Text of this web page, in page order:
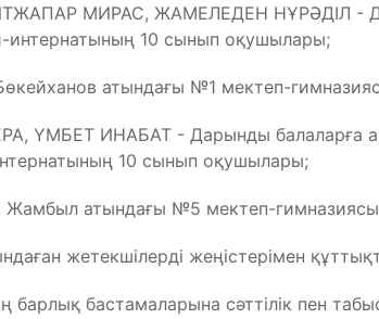
МИРАС, ЖАМЕЛЕДЕН НҰРӘДІЛ -
интернатының 10 сынып оқушылары;
атындағы №1 мектеп-
ҮМБЕТ ИНАБАТ - Дарынды балаларға
10 сынып оқушылары;
атындағы №5 мектеп-
жетекшілерді жеңістерімен
бастамаларына сәттілік пен табыс